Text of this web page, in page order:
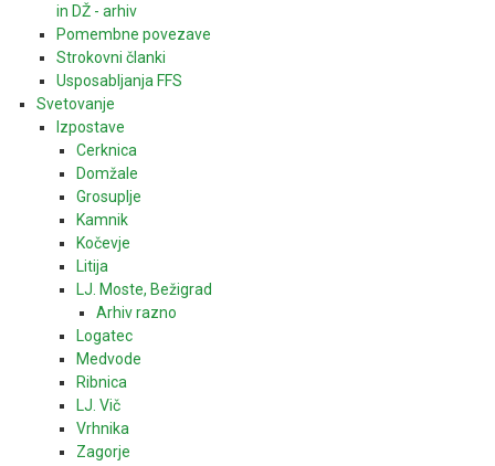
in DŽ - arhiv
Pomembne povezave
Strokovni članki
Usposabljanja FFS
Svetovanje
Izpostave
Cerknica
Domžale
Grosuplje
Kamnik
Kočevje
Litija
LJ. Moste, Bežigrad
Arhiv razno
Logatec
Medvode
Ribnica
LJ. Vič
Vrhnika
Zagorje